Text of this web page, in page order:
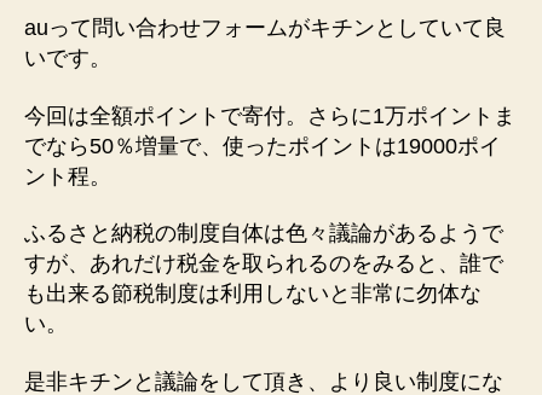
auって問い合わせフォームがキチンとしていて良
いです。
今回は全額ポイントで寄付。さらに1万ポイントま
でなら50％増量で、使ったポイントは19000ポイ
ント程。
ふるさと納税の制度自体は色々議論があるようで
すが、あれだけ税金を取られるのをみると、誰で
も出来る節税制度は利用しないと非常に勿体な
い。
是非キチンと議論をして頂き、より良い制度にな